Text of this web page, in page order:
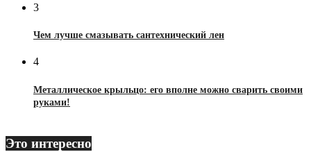
3
Чем лучше смазывать сантехнический лен
4
Металлическое крыльцо: его вполне можно сварить своими
руками!
Это интересно